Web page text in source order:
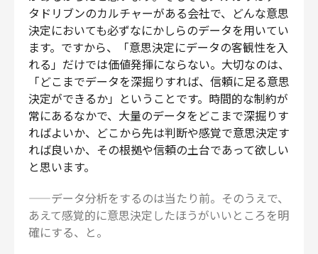
タドリブンのカルチャーがある会社で、どんな意思
決定においても必ずなにかしらのデータを用いてい
ます。ですから、「意思決定にデータの客観性を入
れる」だけでは価値発揮にならない。大切なのは、
「どこまでデータを深掘りすれば、信頼に足る意思
決定ができるか」ということです。時間的な制約が
常にあるなかで、大量のデータをどこまで深掘りす
ればよいか、どこから先は判断や感覚で意思決定す
れば良いか、その根拠や信頼の土台であって欲しい
と思います。
——データ分析をするのは当たり前。そのうえで、
あえて感覚的に意思決定したほうがいいところを明
確にする、と。